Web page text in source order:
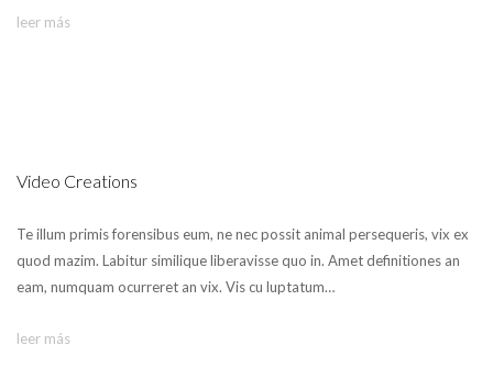
leer más
Video Creations
Te illum primis forensibus eum, ne nec possit animal persequeris, vix ex
quod mazim. Labitur similique liberavisse quo in. Amet definitiones an
eam, numquam ocurreret an vix. Vis cu luptatum…
leer más